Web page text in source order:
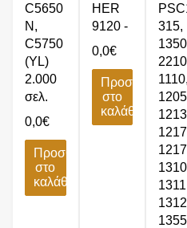
C5650
N,
C5750
(YL)
2.000
σελ.
0,0€
Προσθήκη
στο
καλάθι
HER
9120 -
0,0€
Προσθήκη
στο
καλάθι
315,
1110,